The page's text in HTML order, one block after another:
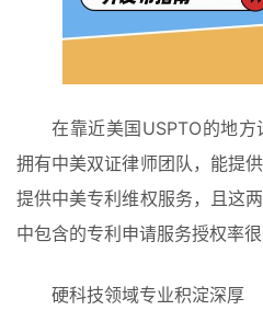
在靠近美国USPTO的地
拥有中美双证律师团队，能提
提供中美专利维权服务，且这
中包含的专利申请服务授权率很
硬科技领域专业积淀深厚